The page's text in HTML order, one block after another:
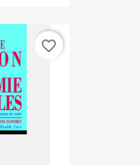
favorite_border